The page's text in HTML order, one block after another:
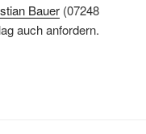
Bauer (07248
auch anfordern.